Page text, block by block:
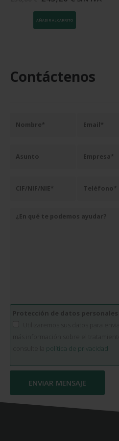
AÑADIR AL CARRITO
Contáctenos
política de privacidad